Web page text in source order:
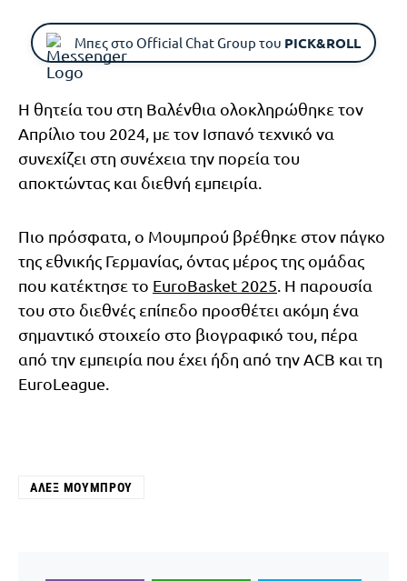
Μπες στο Official Chat Group του PICK&ROLL
Η θητεία του στη Βαλένθια ολοκληρώθηκε τον
Απρίλιο του 2024, με τον Ισπανό τεχνικό να
συνεχίζει στη συνέχεια την πορεία του
αποκτώντας και διεθνή εμπειρία.
Πιο πρόσφατα, ο Μουμπρού βρέθηκε στον πάγκο
της εθνικής Γερμανίας, όντας μέρος της ομάδας
που κατέκτησε το EuroBasket 2025 . Η παρουσία
του στο διεθνές επίπεδο προσθέτει ακόμη ένα
σημαντικό στοιχείο στο βιογραφικό του, πέρα
από την εμπειρία που έχει ήδη από την ACB και τη
EuroLeague.
ΑΛΕΞ ΜΟΥΜΠΡΟΎ